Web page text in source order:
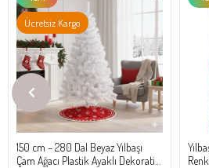
150 cm – 280 Dal Beyaz Yılbaşı
Çam Ağacı Plastik Ayaklı Dekoratif
Ürün
Ücretsiz Kargo